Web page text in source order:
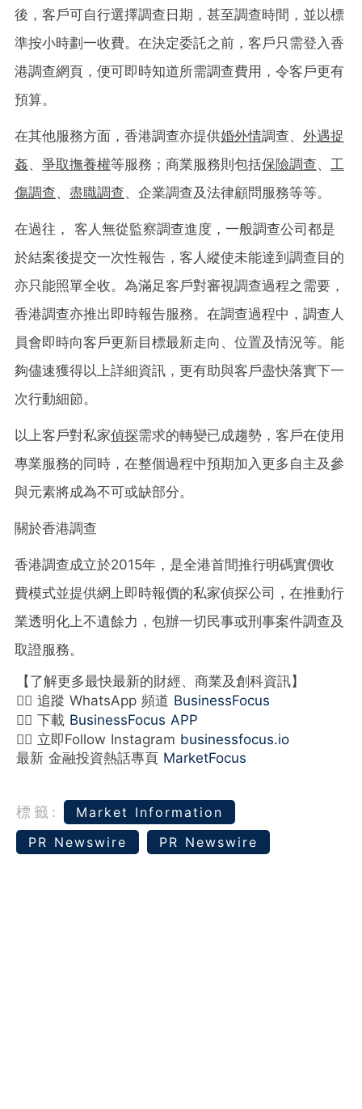
後，客戶可自行選擇調查日期，甚至調查時間，並以標
準按小時劃一收費。在決定委託之前，客戶只需登入香
港調查網頁，便可即時知道所需調查費用，令客戶更有
預算。
在其他服務方面，香港調查亦提供婚外情調查、 外遇捉
姦、 爭取撫養權等服務；商業服務則包括保險調查、 工
傷調查、 盡職調查、企業調查及法律顧問服務等等。
在過往， 客人無從監察調查進度，一般調查公司都是
於結案後提交一次性報告，客人縱使未能達到調查目的
亦只能照單全收。為滿足客戶對審視調查過程之需要，
香港調查亦推出即時報告服務。在調查過程中，調查人
員會即時向客戶更新目標最新走向、位置及情況等。能
夠儘速獲得以上詳細資訊，更有助與客戶盡快落實下一
次行動細節。
以上客戶對私家偵探需求的轉變已成趨勢，客戶在使用
專業服務的同時，在整個過程中預期加入更多自主及參
與元素將成為不可或缺部分。
關於香港調查
香港調查成立於2015年，是全港首間推行明碼實價收
費模式並提供網上即時報價的私家偵探公司，在推動行
業透明化上不遺餘力，包辦一切民事或刑事案件調查及
取證服務。
【了解更多最快最新的財經、商業及創科資訊】
👉🏻 追蹤 WhatsApp 頻道 BusinessFocus
👉🏻 下載 BusinessFocus APP
👉🏻 立即Follow Instagram businessfocus.io
最新 金融投資熱話專頁 MarketFocus
標籤:
Market Information
PR Newswire
PR Newswire